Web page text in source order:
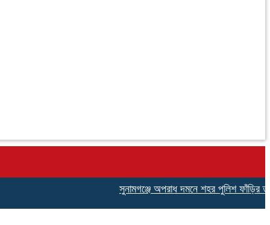
সুনামগঞ্জে অপরাধ দমনে শহর পুলিশ ফাঁড়ির